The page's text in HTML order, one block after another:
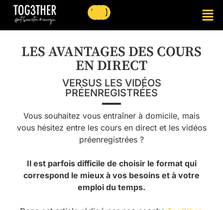
LES AVANTAGES DES COURS
EN DIRECT
VERSUS LES VIDÉOS
PRÉENREGISTRÉES
Vous souhaitez vous entraîner à domicile, mais
vous hésitez entre les cours en direct et les vidéos
préenregistrées ?
Il est parfois difficile de choisir le format qui
correspond le mieux à vos besoins et à votre
emploi du temps.